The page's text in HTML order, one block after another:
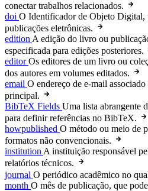
conectar trabalhos relacionados.
doi O Identificador de Objeto Digital,
publicações eletrônicas.
edition A edição do livro ou
especificada para edições posteriores.
editor Os editores de um livro ou
dos autores em volumes editados.
email O endereço de e-mail
principal.
BibTeX Fields Uma lista abrangente
para definir referências no BibTeX.
howpublished O método ou meio de
formatos não convencionais.
institution A instituição responsável
relatórios técnicos.
journal O periódico acadêmico no
month O mês de publicação, que